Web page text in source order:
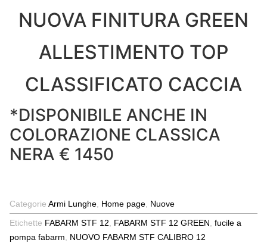
NUOVA FINITURA GREEN
ALLESTIMENTO TOP
CLASSIFICATO CACCIA
*DISPONIBILE ANCHE IN
COLORAZIONE CLASSICA
NERA € 1450
Categorie Armi Lunghe, Home page, Nuove
Etichette FABARM STF 12, FABARM STF 12 GREEN, fucile a
pompa fabarm, NUOVO FABARM STF CALIBRO 12